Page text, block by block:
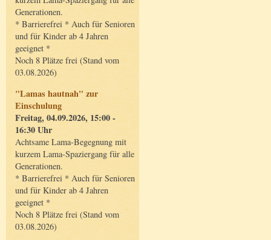
Generationen.
* Barrierefrei * Auch für Senioren
und für Kinder ab 4 Jahren
geeignet *
Noch 8 Plätze frei (Stand vom
03.08.2026)
"Lamas hautnah" zur
Einschulung
Freitag, 04.09.2026, 15:00 -
16:30 Uhr
Achtsame Lama-Begegnung mit
kurzem Lama-Spaziergang für alle
Generationen.
* Barrierefrei * Auch für Senioren
und für Kinder ab 4 Jahren
geeignet *
Noch 8 Plätze frei (Stand vom
03.08.2026)